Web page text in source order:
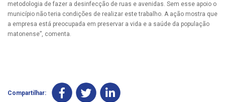
metodologia de fazer a desinfecção de ruas e avenidas. Sem esse apoio o
município não teria condições de realizar este trabalho. A ação mostra que
a empresa está preocupada em preservar a vida e a saúde da população
matonense”, comenta.
Compartilhar: